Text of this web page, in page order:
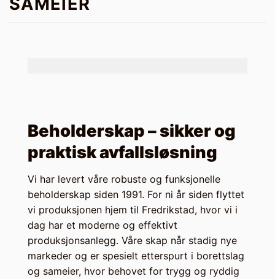
Beholderskap – sikker og
praktisk avfallsløsning
Vi har levert våre robuste og funksjonelle
beholderskap siden 1991. For ni år siden flyttet
vi produksjonen hjem til Fredrikstad, hvor vi i
dag har et moderne og effektivt
produksjonsanlegg. Våre skap når stadig nye
markeder og er spesielt etterspurt i borettslag
og sameier, hvor behovet for trygg og ryddig